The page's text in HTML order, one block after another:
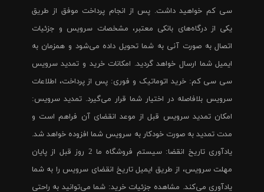
سی کم خواهید داشت. پس از انجام پرداخت موفق از طریق
یکی از درگاه‌های بانکی معتبر، مشخصات سرویس و جزئیات
اتصال به صورت آنی به شما تحویل داده می‌شود و همزمان به
ایمیل شما ارسال خواهد گردید. امکانات خرید و تمدید سرویس
سی سی کم: خرید اتوماتیک و فوری: پس از پرداخت، اطلاعات
سرویس بلافاصله در اختیار شما قرار می‌گیرد. تمدید سرویس:
امکان تمدید سرویس قبل از موعد انقضای آن فراهم است و
مدت تمدید به صورت خودکار به سرویس شما افزوده خواهد شد.
یادآوری تاریخ انقضا: سیستم فروشگاه ما 2 روز قبل از پایان
مهلت سرویس، از طریق ایمیل تاریخ انقضای سرویس را به شما
یادآوری می‌کند. مشاهده جزئیات خرید: شما می‌توانید به راحتی